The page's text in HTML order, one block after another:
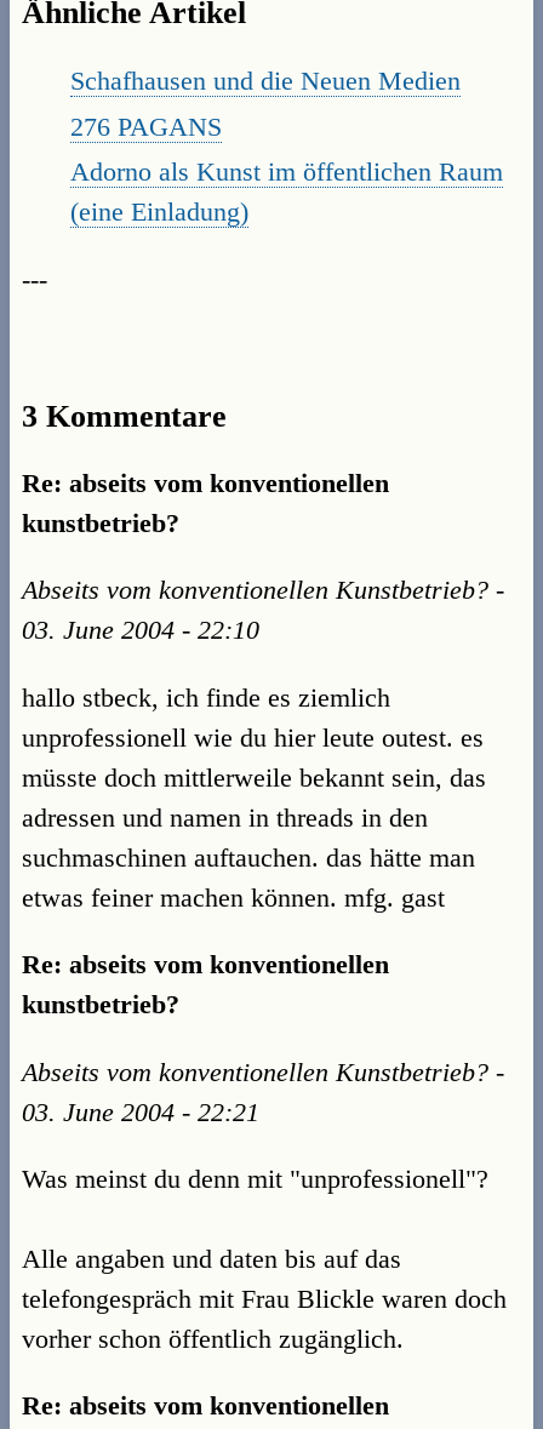
Ähnliche Artikel
Schafhausen und die Neuen Medien
276 PAGANS
Adorno als Kunst im öffentlichen Raum
(eine Einladung)
---
3 Kommentare
Re: abseits vom konventionellen
kunstbetrieb?
Abseits vom konventionellen Kunstbetrieb? -
03. June 2004 - 22:10
hallo stbeck, ich finde es ziemlich
unprofessionell wie du hier leute outest. es
müsste doch mittlerweile bekannt sein, das
adressen und namen in threads in den
suchmaschinen auftauchen. das hätte man
etwas feiner machen können. mfg. gast
Re: abseits vom konventionellen
kunstbetrieb?
Abseits vom konventionellen Kunstbetrieb? -
03. June 2004 - 22:21
Was meinst du denn mit "unprofessionell"?
Alle angaben und daten bis auf das
telefongespräch mit Frau Blickle waren doch
vorher schon öffentlich zugänglich.
Re: abseits vom konventionellen